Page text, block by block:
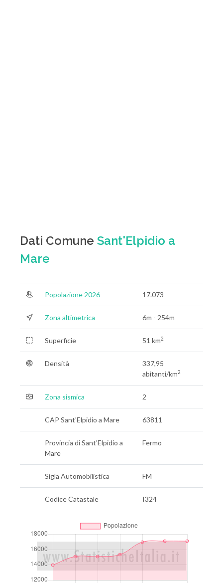
Dati Comune Sant'Elpidio a
Mare
Popolazione 2026 17.073
Zona altimetrica 6m - 254m
Superficie 51 km2
Densità
337,95
abitanti/km2
Zona sismica 2
CAP Sant'Elpidio a Mare 63811
Provincia di Sant'Elpidio a
Mare
Fermo
Sigla Automobilistica FM
Codice Catastale I324